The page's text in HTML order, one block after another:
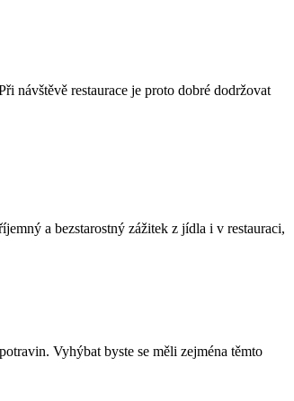
návštěvě restaurace je proto dobré dodržovat
a bezstarostný zážitek z jídla i v restauraci,
Vyhýbat byste se měli zejména těmto